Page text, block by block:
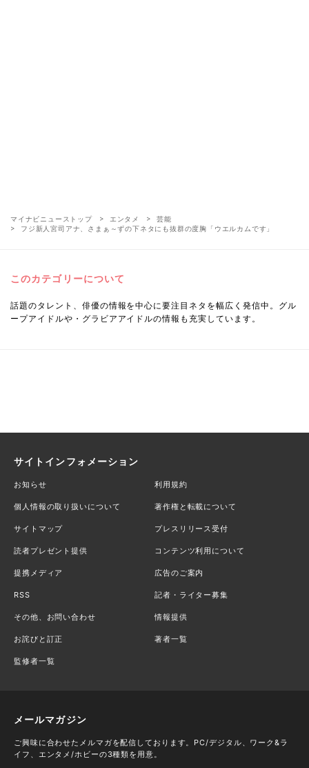
マイナビニューストップ エンタメ
芸能
フジ新人宮司アナ、さまぁ～ずの下ネタにも抜群の度胸「ウエルカムです」
このカテゴリーについて
話題のタレント、俳優の情報を中心に要注目ネタを幅広く発信中。グル
ープアイドルや・グラビアアイドルの情報も充実しています。
サイトインフォメーション
お知らせ 利用規約
個人情報の取り扱いについて 著作権と転載について
サイトマップ プレスリリース受付
読者プレゼント提供 コンテンツ利用について
提携メディア 広告のご案内
RSS 記者・ライター募集
その他、お問い合わせ 情報提供
お詫びと訂正 著者一覧
監修者一覧
メールマガジン
ご興味に合わせたメルマガを配信しております。PC/デジタル、ワーク&ラ
イフ、エンタメ/ホビーの3種類を用意。